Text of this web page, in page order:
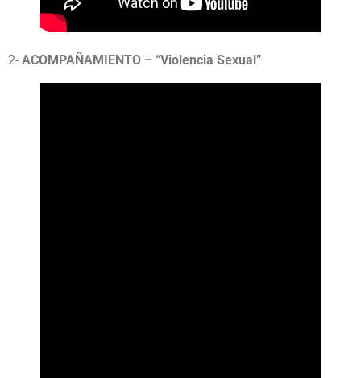
2- ACOMPAÑAMIENTO – “Violencia Sexual”